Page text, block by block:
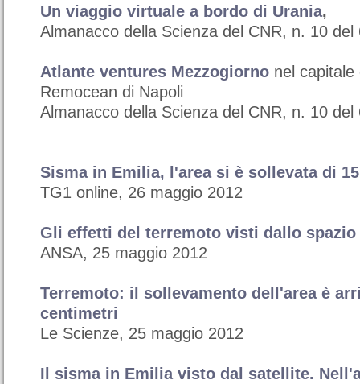
Un viaggio virtuale a bordo di Urania,
Almanacco della Scienza del CNR, n. 10 del
Atlante ventures Mezzogiorno nel
Remocean di Napoli
Almanacco della Scienza del CNR, n. 10 del
Sisma in Emilia, l'area si è sollevata di
TG1 online, 26 maggio 2012
Gli effetti del terremoto visti dallo spazio
ANSA, 25 maggio 2012
Terremoto: il sollevamento dell'area è
centimetri
Le Scienze, 25 maggio 2012
Il sisma in Emilia visto dal satellite.